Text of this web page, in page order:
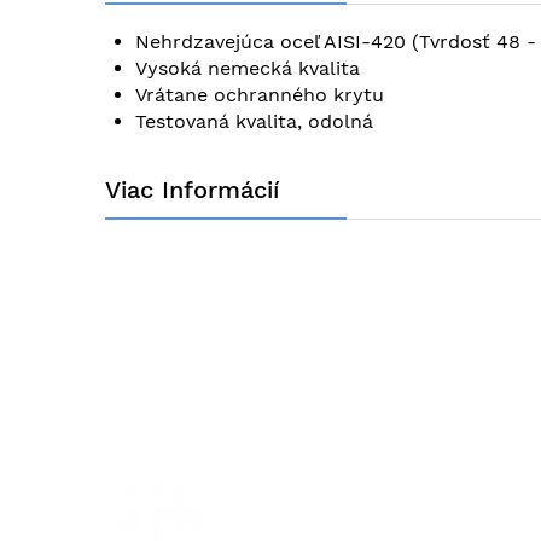
Nehrdzavejúca oceľ AISI-420 (Tvrdosť 48 -
Vysoká nemecká kvalita
Vrátane ochranného krytu
Testovaná kvalita, odolná
Viac Informácií